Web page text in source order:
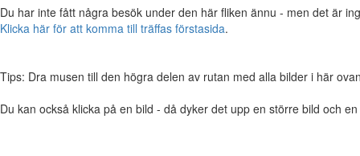
Du har inte fått några besök under den här fliken ännu - men det är
Klicka här för att komma till träffas förstasida.
Tips: Dra musen till den högra delen av rutan med alla bilder i här
Du kan också klicka på en bild - då dyker det upp en större bild och